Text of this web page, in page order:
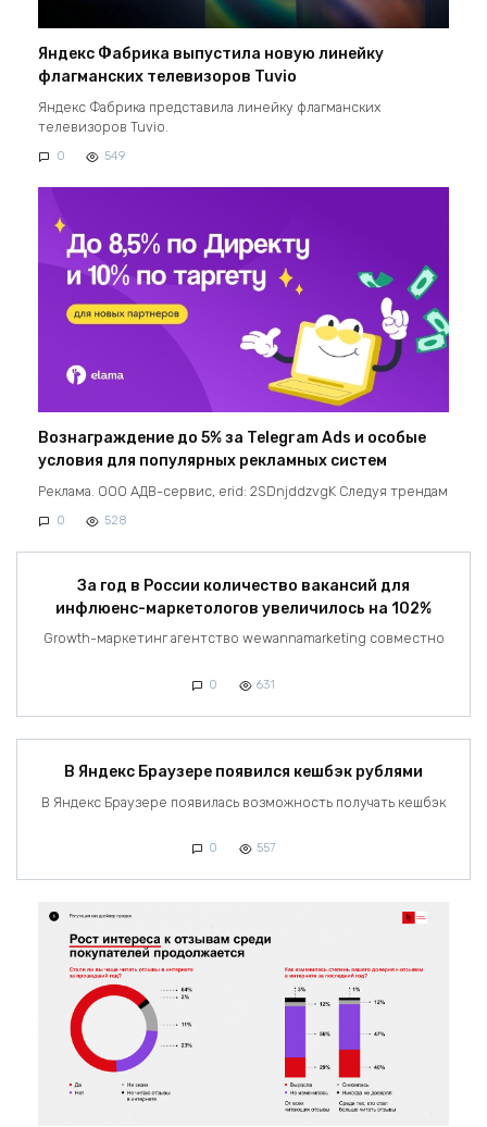
Яндекс Фабрика выпустила новую линейку
флагманских телевизоров Tuvio
Яндекс Фабрика представила линейку флагманских
телевизоров Tuvio.
0 549
Вознаграждение до 5% за Telegram Ads и особые
условия для популярных рекламных систем
Реклама. ООО АДВ-сервис, erid: 2SDnjddzvgK Следуя трендам
0 528
За год в России количество вакансий для
инфлюенс-маркетологов увеличилось на 102%
Growth-маркетинг агентство wewannamarketing совместно
0 631
В Яндекс Браузере появился кешбэк рублями
В Яндекс Браузере появилась возможность получать кешбэк
0 557